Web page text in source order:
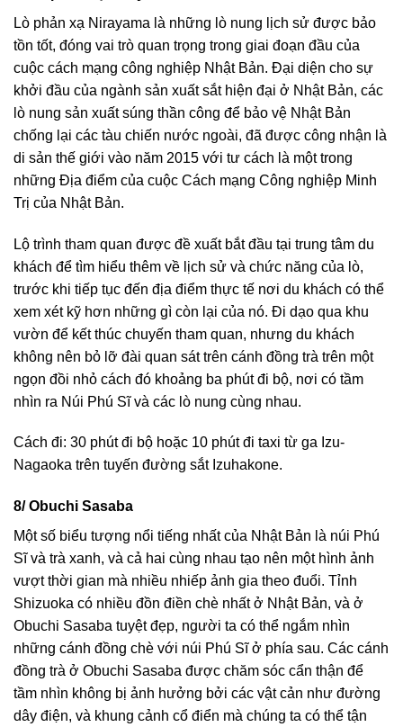
Lò phản xạ Nirayama là những lò nung lịch sử được bảo
tồn tốt, đóng vai trò quan trọng trong giai đoạn đầu của
cuộc cách mạng công nghiệp Nhật Bản. Đại diện cho sự
khởi đầu của ngành sản xuất sắt hiện đại ở Nhật Bản, các
lò nung sản xuất súng thần công để bảo vệ Nhật Bản
chống lại các tàu chiến nước ngoài, đã được công nhận là
di sản thế giới vào năm 2015 với tư cách là một trong
những Địa điểm của cuộc Cách mạng Công nghiệp Minh
Trị của Nhật Bản.
Lộ trình tham quan được đề xuất bắt đầu tại trung tâm du
khách để tìm hiểu thêm về lịch sử và chức năng của lò,
trước khi tiếp tục đến địa điểm thực tế nơi du khách có thể
xem xét kỹ hơn những gì còn lại của nó. Đi dạo qua khu
vườn để kết thúc chuyến tham quan, nhưng du khách
không nên bỏ lỡ đài quan sát trên cánh đồng trà trên một
ngọn đồi nhỏ cách đó khoảng ba phút đi bộ, nơi có tầm
nhìn ra Núi Phú Sĩ và các lò nung cùng nhau.
Cách đi: 30 phút đi bộ hoặc 10 phút đi taxi từ ga Izu-
Nagaoka trên tuyến đường sắt Izuhakone.
8/ Obuchi Sasaba
Một số biểu tượng nổi tiếng nhất của Nhật Bản là núi Phú
Sĩ và trà xanh, và cả hai cùng nhau tạo nên một hình ảnh
vượt thời gian mà nhiều nhiếp ảnh gia theo đuổi. Tỉnh
Shizuoka có nhiều đồn điền chè nhất ở Nhật Bản, và ở
Obuchi Sasaba tuyệt đẹp, người ta có thể ngắm nhìn
những cánh đồng chè với núi Phú Sĩ ở phía sau. Các cánh
đồng trà ở Obuchi Sasaba được chăm sóc cẩn thận để
tầm nhìn không bị ảnh hưởng bởi các vật cản như đường
dây điện, và khung cảnh cổ điển mà chúng ta có thể tận